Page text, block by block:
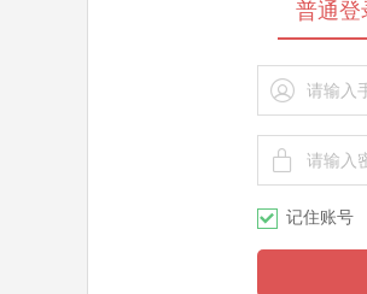
普通登


 记住账号